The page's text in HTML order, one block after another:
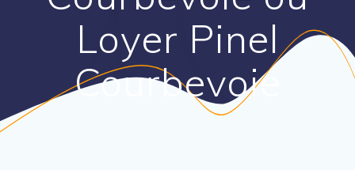
Loyer Pinel
Courbevoie